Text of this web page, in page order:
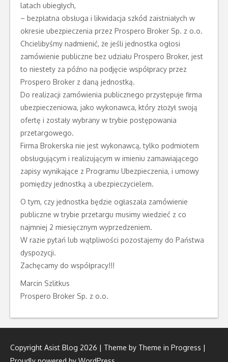
latach ubiegłych,
– bezpłatna obsługa i likwidacja szkód zaistniałych w
okresie ubezpieczenia przez Prospero Broker Sp. z o.o.
Chcielibyśmy nadmienić, że jeśli jednostka ogłosi
zamówienie publiczne bez udziału Prospero Broker, jest
to niestety za późno na podjęcie współpracy przez
Prospero Broker z daną jednostką.
Do realizacji zamówienia publicznego przystępuje firma
ubezpieczeniowa, jako wykonawca, który złożył swoją
ofertę i zostały wybrany w trybie postępowania
przetargowego.
Firma Brokerska nie jest wykonawcą, tylko podmiotem
obsługującym i realizującym w imieniu zamawiającego
zapisy wynikające z Programu Ubezpieczenia, i umowy
pomiędzy jednostką a ubezpieczycielem.
O tym, czy jednostka będzie ogłaszała zamówienie
publiczne w trybie przetargu musimy wiedzieć z co
najmniej 2 miesięcznym wyprzedzeniem.
W razie pytań lub wątpliwości pozostajemy do Państwa
dyspozycji.
Zachęcamy do współpracy!!!
Marcin Szlitkus
Prospero Broker Sp. z o.o.
Copyright Asist Blog 2026 | Theme by Theme in Progress |